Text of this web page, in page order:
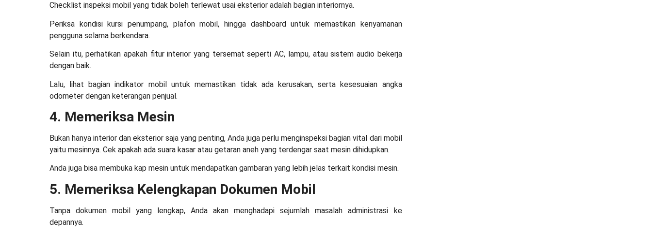
Checklist inspeksi mobil yang tidak boleh terlewat usai eksterior adalah bagian interiornya.
Periksa kondisi kursi penumpang, plafon mobil, hingga dashboard untuk memastikan kenyamanan
pengguna selama berkendara.
Selain itu, perhatikan apakah fitur interior yang tersemat seperti AC, lampu, atau sistem audio bekerja
dengan baik.
Lalu, lihat bagian indikator mobil untuk memastikan tidak ada kerusakan, serta kesesuaian angka
odometer dengan keterangan penjual.
4. Memeriksa Mesin
Bukan hanya interior dan eksterior saja yang penting, Anda juga perlu menginspeksi bagian vital dari mobil
yaitu mesinnya. Cek apakah ada suara kasar atau getaran aneh yang terdengar saat mesin dihidupkan.
Anda juga bisa membuka kap mesin untuk mendapatkan gambaran yang lebih jelas terkait kondisi mesin.
5. Memeriksa Kelengkapan Dokumen Mobil
Tanpa dokumen mobil yang lengkap, Anda akan menghadapi sejumlah masalah administrasi ke
depannya.